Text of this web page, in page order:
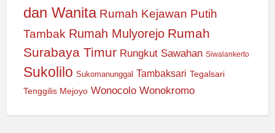
dan Wanita Rumah Kejawan Putih
Tambak Rumah Mulyorejo Rumah
Surabaya Timur Rungkut Sawahan Siwalankerto
Sukolilo Sukomanunggal Tambaksari Tegalsari
Tenggilis Mejoyo Wonocolo Wonokromo